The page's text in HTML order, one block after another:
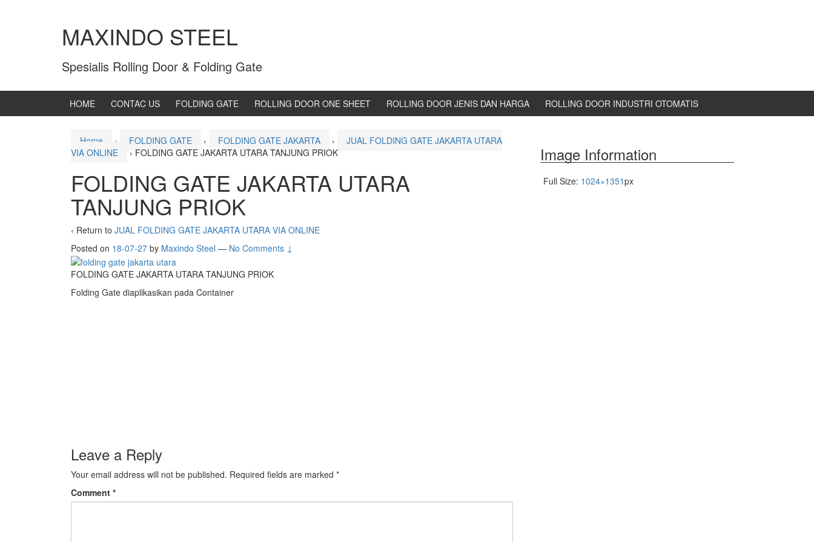
MAXINDO STEEL
Spesialis Rolling Door & Folding Gate
HOME CONTAC US FOLDING GATE ROLLING DOOR ONE SHEET ROLLING DOOR JENIS DAN HARGA ROLLING DOOR INDUSTRI OTOMATIS
Home › FOLDING GATE › FOLDING GATE JAKARTA ›
JUAL FOLDING GATE JAKARTA UTARA
VIA ONLINE
› FOLDING GATE JAKARTA UTARA TANJUNG PRIOK
FOLDING GATE JAKARTA UTARA
TANJUNG PRIOK
‹ Return to JUAL FOLDING GATE JAKARTA UTARA VIA ONLINE
Posted on 18-07-27 by Maxindo Steel — No Comments ↓
FOLDING GATE JAKARTA UTARA TANJUNG PRIOK
Folding Gate diaplikasikan pada Container
Leave a Reply
Your email address will not be published. Required fields are marked *
Comment *
Image Information
Full Size: 1024×1351px